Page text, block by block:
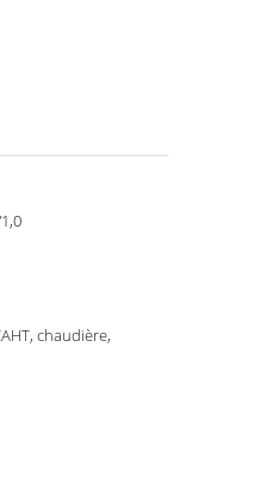
chaudière,